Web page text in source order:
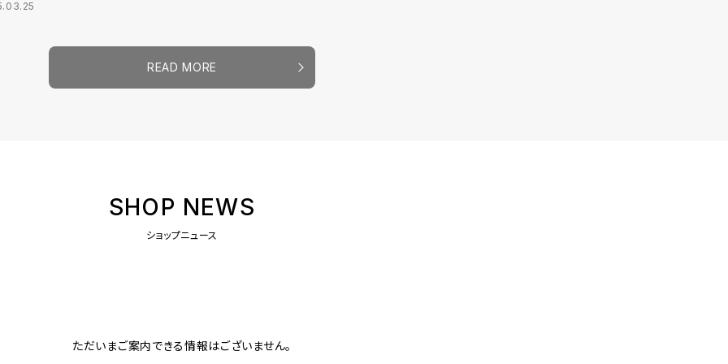
READ MORE
SHOP NEWS
ショップニュース
ただいまご案内できる情報はございません。